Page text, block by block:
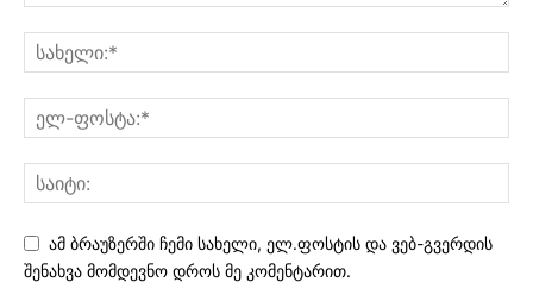
ამ ბრაუზერში ჩემი სახელი, ელ.ფოსტის და ვებ-გვერდის
შენახვა მომდევნო დროს მე კომენტარით.